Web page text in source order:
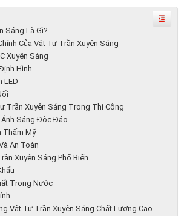
Sáng Là Gì?
Của Vật Tư Trần Xuyên Sáng
Xuyên Sáng
Hình
LED
Trần Xuyên Sáng Trong Thi Công
Ánh Sáng Độc Đáo
Thẩm Mỹ
An Toàn
Xuyên Sáng Phổ Biến
Trong Nước
Vật Tư Trần Xuyên Sáng Chất Lượng Cao